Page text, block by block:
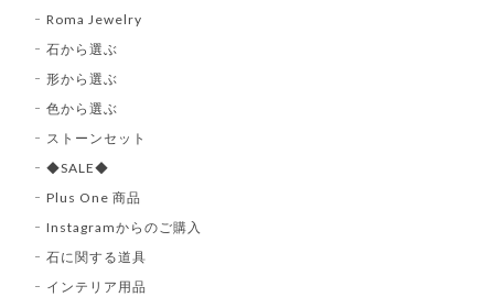
Roma Jewelry
石から選ぶ
形から選ぶ
色から選ぶ
ストーンセット
◆SALE◆
Plus One 商品
Instagramからのご購入
石に関する道具
インテリア用品